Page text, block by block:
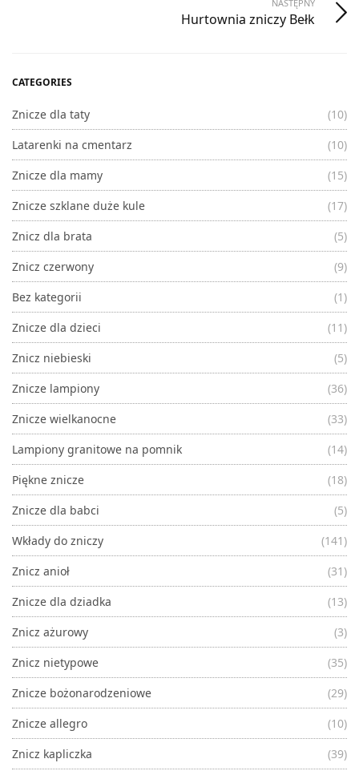
NASTĘPNY
Hurtownia zniczy Bełk
CATEGORIES
Znicze dla taty
(10)
Latarenki na cmentarz
(10)
Znicze dla mamy
(15)
Znicze szklane duże kule
(17)
Znicz dla brata
(5)
Znicz czerwony
(9)
Bez kategorii
(1)
Znicze dla dzieci
(11)
Znicz niebieski
(5)
Znicze lampiony
(36)
Znicze wielkanocne
(33)
Lampiony granitowe na pomnik
(14)
Piękne znicze
(18)
Znicze dla babci
(5)
Wkłady do zniczy
(141)
Znicz anioł
(31)
Znicze dla dziadka
(13)
Znicz ażurowy
(3)
Znicz nietypowe
(35)
Znicze bożonarodzeniowe
(29)
Znicze allegro
(10)
Znicz kapliczka
(39)